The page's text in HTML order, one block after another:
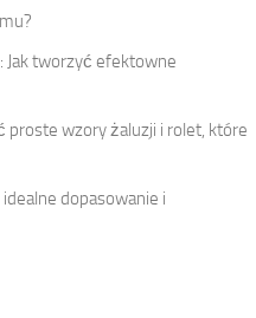
Jak tworzyć efektowne
proste wzory żaluzji i rolet, które
dopasowanie i